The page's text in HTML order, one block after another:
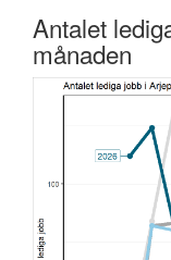
Antalet
månaden